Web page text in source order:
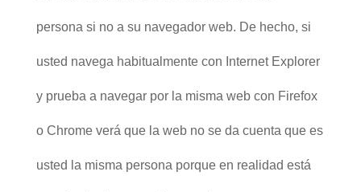
persona si no a su navegador web. De hecho, si
usted navega habitualmente con Internet Explorer
y prueba a navegar por la misma web con Firefox
o Chrome verá que la web no se da cuenta que es
usted la misma persona porque en realidad está